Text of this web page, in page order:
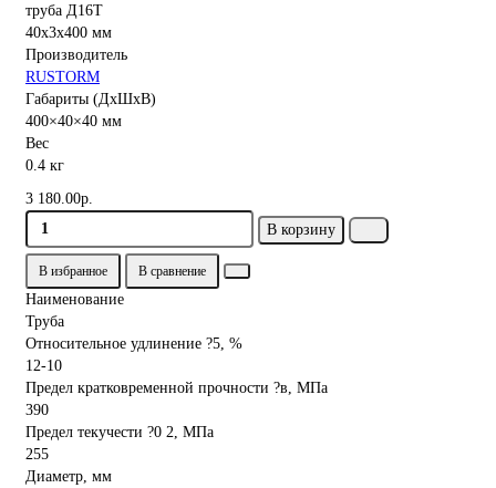
Производитель
RUSTORM
Габариты (ДхШхВ)
400×40×40 мм
Вес
0.4 кг
3 180.00р.
В корзину
В избранное В сравнение
Наименование
Труба
Относительное удлинение ?5, %
12-10
Предел кратковременной прочности ?в, МПа
390
Предел текучести ?0 2, МПа
255
Диаметр, мм